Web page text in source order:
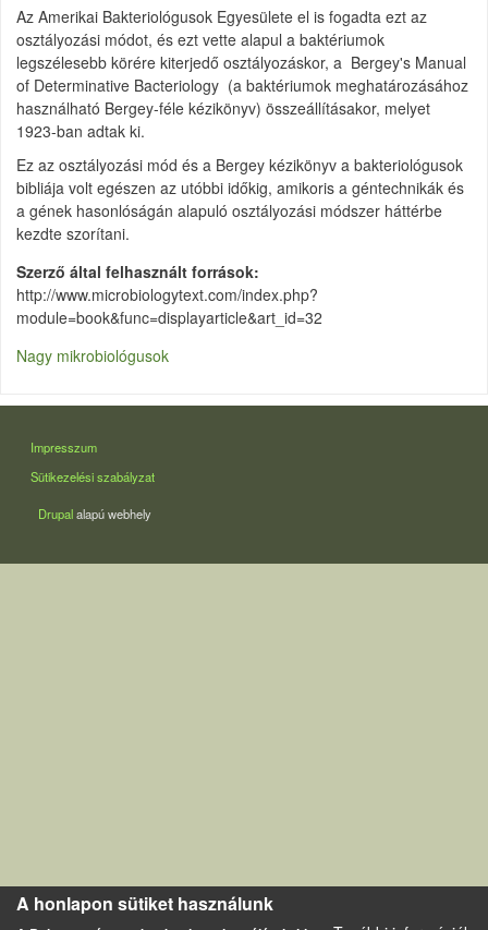
Az Amerikai Bakteriológusok Egyesülete el is fogadta ezt az
osztályozási módot, és ezt vette alapul a baktériumok
legszélesebb körére kiterjedő osztályozáskor, a Bergey's Manual
of Determinative Bacteriology (a baktériumok meghatározásához
használható Bergey-féle kézikönyv) összeállításakor, melyet
1923-ban adtak ki.
Ez az osztályozási mód és a Bergey kézikönyv a bakteriológusok
bibliája volt egészen az utóbbi időkig, amikoris a géntechnikák és
a gének hasonlóságán alapuló osztályozási módszer háttérbe
kezdte szorítani.
Szerző által felhasznált források
http://www.microbiologytext.com/index.php?
module=book&func=displayarticle&art_id=32
Nagy mikrobiológusok
LÁBLÉC
Impresszum
Sütikezelési szabályzat
Drupalalapú webhely
A honlapon sütiket használunk